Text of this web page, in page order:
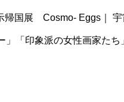
帰国展 Cosmo- Eggs｜
「印象派の女性画家たち